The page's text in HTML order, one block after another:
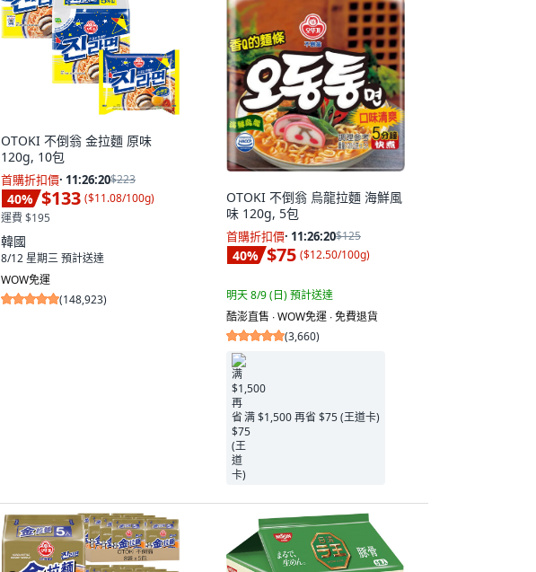
OTOKI 不倒翁 金拉麵 原味
120g, 10包
首購折扣價· 11:26:19$223
40% $133 ($11.08/100g)
運費 $195
韓國
8/12 星期三預計送達
WOW免運
(148,923)
OTOKI 不倒翁 烏龍拉麵 海鮮風
味 120g, 5包
首購折扣價· 11:26:19$125
40% $75 ($12.50/100g)
明天 8/9 (日)預計送達
酷澎直售 ∙ WOW免運 ∙ 免費退貨
(3,660)
满 $1,500 再省 $75 (王道卡)